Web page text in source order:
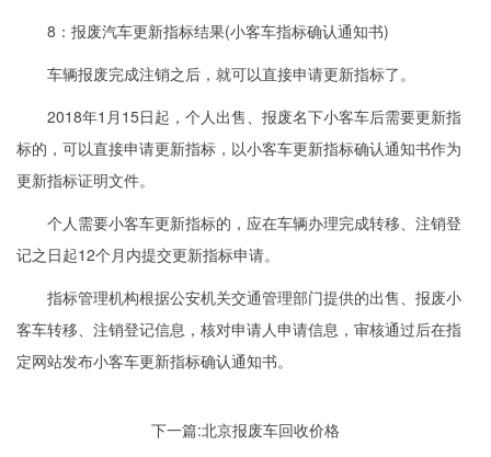
8：报废汽车更新指标结果(小客车指标确认通知书)
车辆报废完成注销之后，就可以直接申请更新指标了。
2018年1月15日起，个人出售、报废名下小客车后需要更新指
标的，可以直接申请更新指标，以小客车更新指标确认通知书作为
更新指标证明文件。
个人需要小客车更新指标的，应在车辆办理完成转移、注销登
记之日起12个月内提交更新指标申请。
指标管理机构根据公安机关交通管理部门提供的出售、报废小
客车转移、注销登记信息，核对申请人申请信息，审核通过后在指
定网站发布小客车更新指标确认通知书。
下一篇:北京报废车回收价格